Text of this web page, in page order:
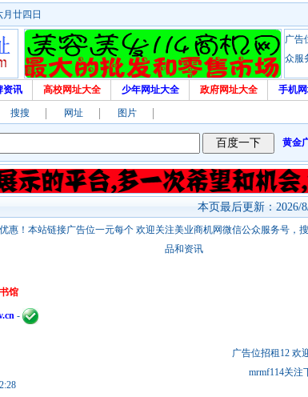
廿四日
广告
众服
资讯 高校网址大全 少年网址大全 政府网址大全 手机
搜搜 网址 图片
黄金
本页最后更新：2026/
惠！本站链接广告位一元每个 欢迎关注美业商机网微信公众服务号，
品和资讯
广告位招租12 欢
mrmf114关注
馆
-